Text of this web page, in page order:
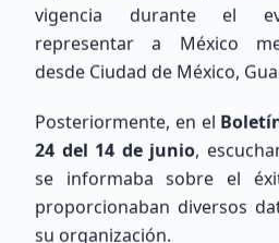
175sin ubicación precisa
Mapa de
vigencia durante el
representar a México
desde Ciudad de México,
Posteriormente, en el
24 del 14 de junio,
se informaba sobre el
proporcionaban diversos
su organización.